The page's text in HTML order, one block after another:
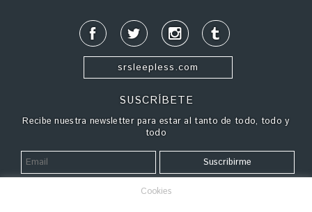
srsleepless.com
SUSCRÍBETE
Recibe nuestra newsletter para estar al tanto de todo, todo y
todo
Cookies